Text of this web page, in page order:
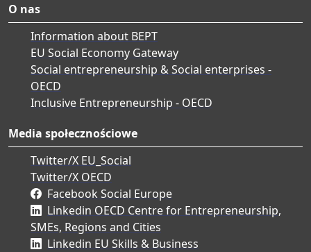
O nas
Information about BEPT
EU Social Economy Gateway
Social entrepreneurship & Social enterprises -
OECD
Inclusive Entrepreneurship - OECD
Media społecznościowe
Twitter/X EU_Social
Twitter/X OECD
Facebook Social Europe
Linkedin OECD Centre for Entrepreneurship,
SMEs, Regions and Cities
Linkedin EU Skills & Business